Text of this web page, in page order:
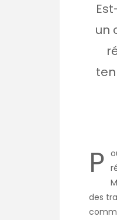
un
P
des